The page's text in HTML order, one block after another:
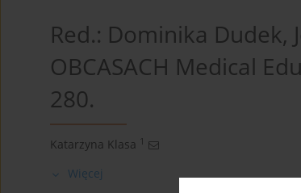
Red.: Dominika Dudek,
OBCASACH Medical
280.
Katarzyna Klasa 1
Więcej